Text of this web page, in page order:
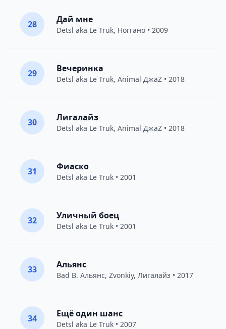
28 Дай мне
Detsl aka Le Truk, Ноггано • 2009
29 Вечеринка
Detsl aka Le Truk, Animal ДжаZ • 2018
30 Лигалайз
Detsl aka Le Truk, Animal ДжаZ • 2018
31 Фиаско
Detsl aka Le Truk • 2001
32 Уличный боец
Detsl aka Le Truk • 2001
33 Альянс
Bad B. Альянс, Zvonkiy, Лигалайз • 2017
34 Ещё один шанс
Detsl aka Le Truk • 2007